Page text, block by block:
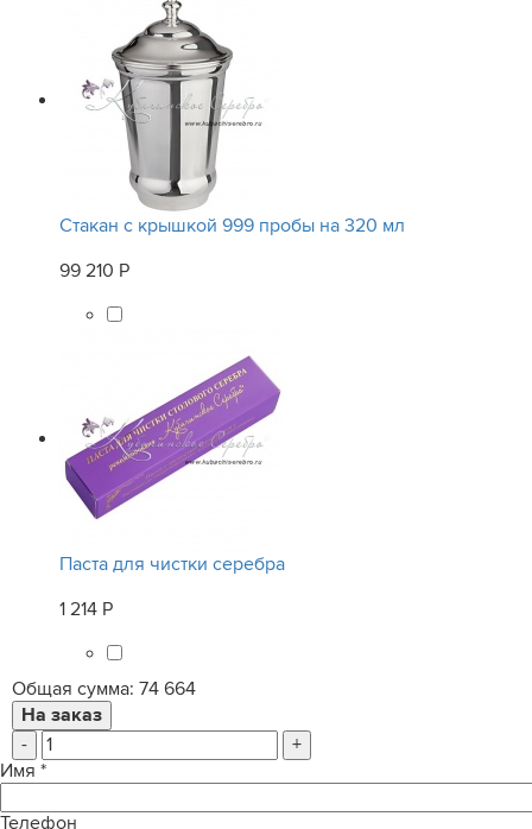
Стакан с крышкой 999 пробы на 320 мл
99 210 Р
Паста для чистки серебра
1 214 Р
Общая сумма: 74 664
-
+
Имя *
Телефон